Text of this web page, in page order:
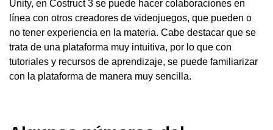
Unity, en Costruct 3 se puede hacer colaboraciones en
línea con otros creadores de videojuegos, que pueden o
no tener experiencia en la materia. Cabe destacar que se
trata de una plataforma muy intuitiva, por lo que con
tutoriales y recursos de aprendizaje, se puede familiarizar
con la plataforma de manera muy sencilla.